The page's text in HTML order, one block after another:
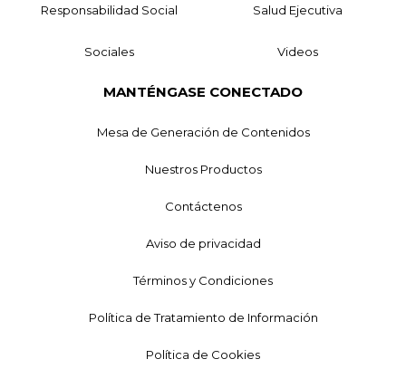
Responsabilidad Social Salud Ejecutiva
Sociales Videos
MANTÉNGASE CONECTADO
Mesa de Generación de Contenidos
Nuestros Productos
Contáctenos
Aviso de privacidad
Términos y Condiciones
Política de Tratamiento de Información
Política de Cookies